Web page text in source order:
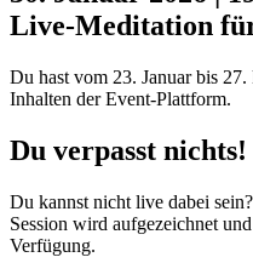
Live-Meditation
Du hast vom 23. Januar bis
Inhalten der Event-Plattform.
Du verpasst nichts!
Du kannst nicht live dabei
Session wird aufgezeichnet
Verfügung.